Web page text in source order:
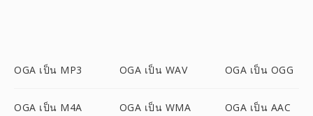
OGA เป็น MP3 OGA เป็น WAV OGA เป็น OGG
OGA เป็น M4A OGA เป็น WMA OGA เป็น AAC